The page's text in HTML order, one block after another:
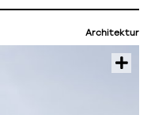
Architektur